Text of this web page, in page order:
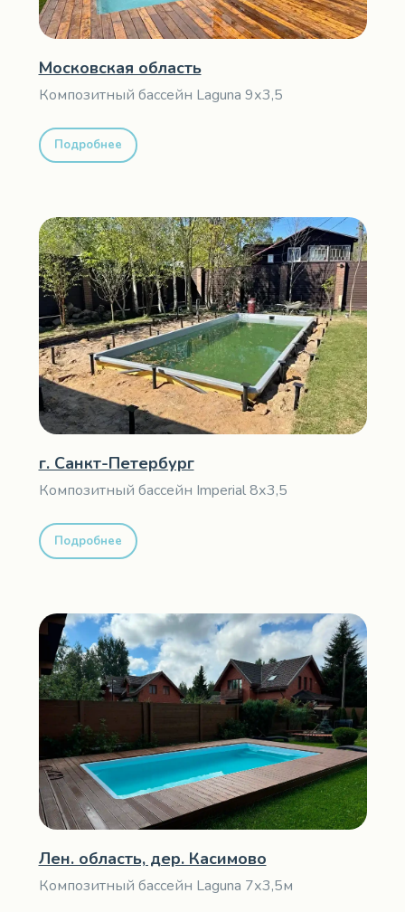
Московская область
Композитный бассейн Laguna 9х3,5
Подробнее
г. Санкт-Петербург
Композитный бассейн Imperial 8х3,5
Подробнее
Лен. область, дер. Касимово
Композитный бассейн Laguna 7х3,5м